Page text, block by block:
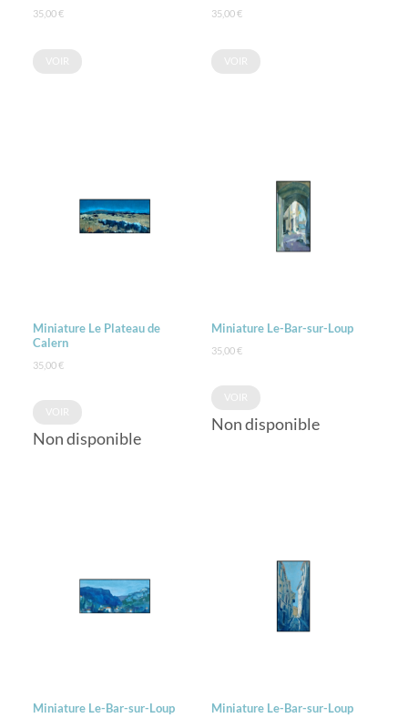
35,00€ 35,00€
Miniature Le Plateau de
Calern
35,00€
Non disponible
Miniature Le-Bar-sur-Loup
35,00€
Non disponible
Miniature Le-Bar-sur-Loup Miniature Le-Bar-sur-Loup